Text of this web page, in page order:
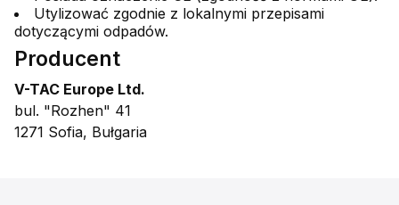
Utylizować zgodnie z lokalnymi przepisami
dotyczącymi odpadów.
Producent
V-TAC Europe Ltd.
bul. "Rozhen" 41
1271 Sofia, Bułgaria